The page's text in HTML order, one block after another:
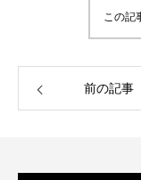
この記
前の記事